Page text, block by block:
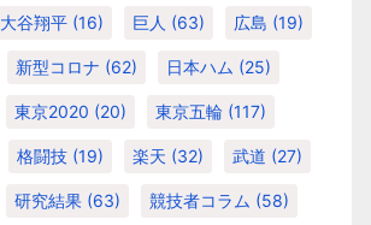
大谷翔平 (16) 巨人 (63) 広島 (19)
新型コロナ (62) 日本ハム (25)
東京2020 (20) 東京五輪 (117)
格闘技 (19) 楽天 (32) 武道 (27)
研究結果 (63) 競技者コラム (58)